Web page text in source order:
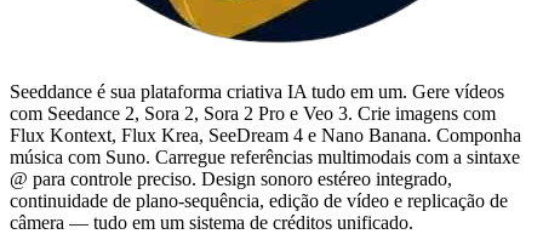
Seeddance é sua plataforma criativa IA tudo em um. Gere vídeos
com Seedance 2, Sora 2, Sora 2 Pro e Veo 3. Crie imagens com
Flux Kontext, Flux Krea, SeeDream 4 e Nano Banana. Componha
música com Suno. Carregue referências multimodais com a sintaxe
@ para controle preciso. Design sonoro estéreo integrado,
continuidade de plano-sequência, edição de vídeo e replicação de
câmera — tudo em um sistema de créditos unificado.